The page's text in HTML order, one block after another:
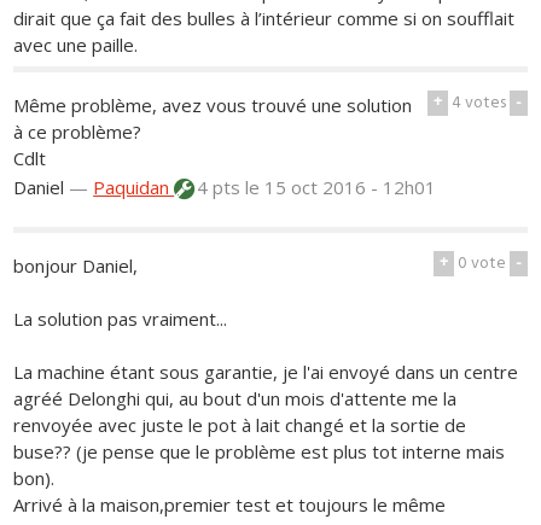
dirait que ça fait des bulles à l’intérieur comme si on soufflait
avec une paille.
+ 4votes -
Même problème, avez vous trouvé une solution
à ce problème?
Cdlt
Daniel — Paquidan 4 ptsle 15 oct 2016 - 12h01
+ 0vote -
bonjour Daniel,
La solution pas vraiment...
La machine étant sous garantie, je l'ai envoyé dans un centre
agréé Delonghi qui, au bout d'un mois d'attente me la
renvoyée avec juste le pot à lait changé et la sortie de
buse?? (je pense que le problème est plus tot interne mais
bon).
Arrivé à la maison,premier test et toujours le même